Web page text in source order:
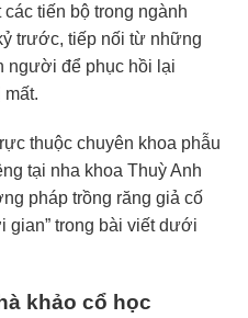
tiến bộ trong ngành
trước, tiếp nối từ những
người để phục hồi lại
thuộc chuyên khoa phẫu
tại nha khoa Thuỳ Anh
pháp trồng răng giả cố
gian” trong bài viết dưới
khảo cổ học